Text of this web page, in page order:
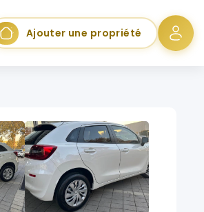
Ajouter une propriété